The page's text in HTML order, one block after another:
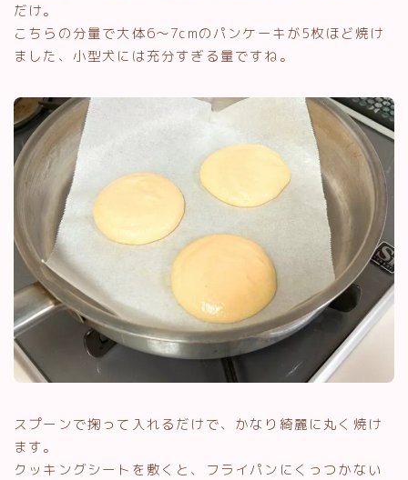
だけ。
こちらの分量で大体6〜7cmのパンケーキが5枚ほど焼け
ました、小型犬には充分すぎる量ですね。
スプーンで掬って入れるだけで、かなり綺麗に丸く焼け
ます。
クッキングシートを敷くと、フライパンにくっつかない